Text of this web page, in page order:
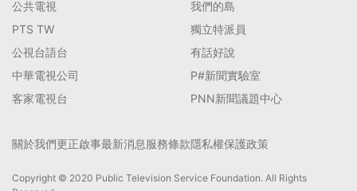
公共電視
PTS TW
公視台語台
中華電視公司
客家電視台
我們的島
獨立特派員
有話好說
P#新聞實驗室
PNN新聞議題中心
關於我們更正啟事最新消息服務條款隱私權保護政策
Copyright © 2020 Public Television Service Foundation. All Rights